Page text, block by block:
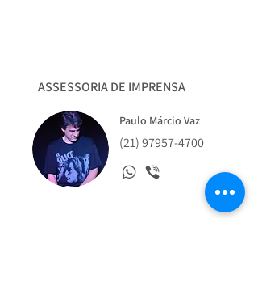
ASSESSORIA DE IMPRENSA
Paulo Márcio Vaz
(21) 97957-4700